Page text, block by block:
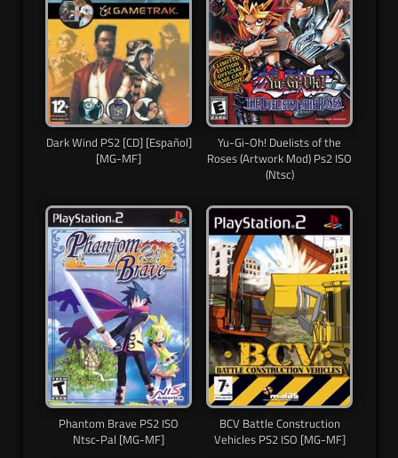
Dark Wind PS2 [CD] [Español]
[MG-MF]
Yu-Gi-Oh! Duelists of the
Roses (Artwork Mod) Ps2 ISO
(Ntsc)
Phantom Brave PS2 ISO
Ntsc-Pal [MG-MF]
BCV Battle Construction
Vehicles PS2 ISO [MG-MF]